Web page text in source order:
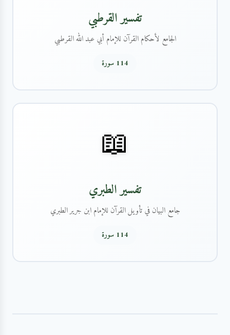
تفسير القرطبي
الجامع لأحكام القرآن للإمام أبي عبد الله القرطبي
114 سورة
📖
تفسير الطبري
جامع البيان في تأويل القرآن للإمام ابن جرير الطبري
114 سورة